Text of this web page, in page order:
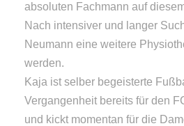
absoluten Fachmann auf
Nach intensiver und langer
Neumann eine weitere
werden.
Kaja ist selber begeisterte
Vergangenheit bereits für den
und kickt momentan für die